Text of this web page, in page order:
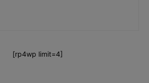
[rp4wp limit=4]